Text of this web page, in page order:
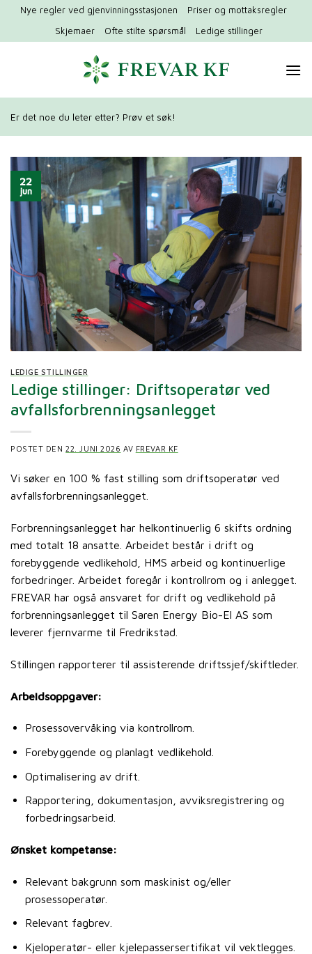
Hopp
innhold
Nye regler ved gjenvinningsstasjonen
Priser og mottaksregler
Skjemaer
Ofte stilte spørsmål Ledige stillinger
Er det noe du leter etter? Prøv et søk!
22
jun
LEDIGE STILLINGER
Ledige stillinger: Driftsoperatør ved
avfallsforbrenningsanlegget
POSTET DEN22. JUNI 2026 AV FREVAR KF
Vi søker en 100 % fast stilling som driftsoperatør ved
avfallsforbrenningsanlegget.
Forbrenningsanlegget har helkontinuerlig 6 skifts ordning
med totalt 18 ansatte. Arbeidet består i drift og
forebyggende vedlikehold, HMS arbeid og kontinuerlige
forbedringer. Arbeidet foregår i kontrollrom og i anlegget.
FREVAR har også ansvaret for drift og vedlikehold på
forbrenningsanlegget til Saren Energy Bio-El AS som
leverer fjernvarme til Fredrikstad.
Stillingen rapporterer til assisterende driftssjef/skiftleder.
Arbeidsoppgaver:
Prosessovervåking via kontrollrom.
Forebyggende og planlagt vedlikehold.
Optimalisering av drift.
Rapportering, dokumentasjon, avviksregistrering og
forbedringsarbeid.
Ønsket kompetanse:
Relevant bakgrunn som maskinist og/eller
prosessoperatør.
Relevant fagbrev.
Kjeloperatør- eller kjelepassersertifikat vil vektlegges.